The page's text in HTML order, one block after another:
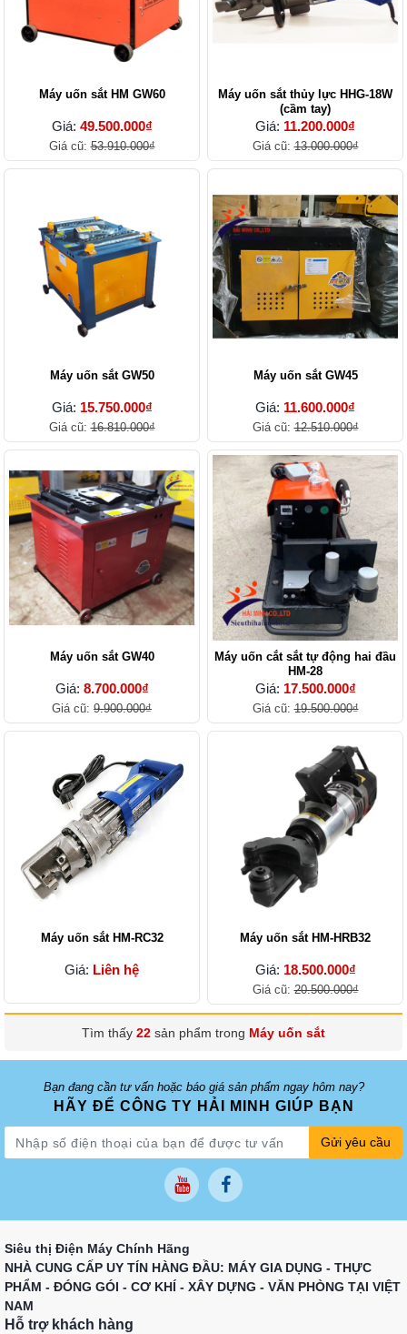
Máy uốn sắt HM GW60
Giá: 49.500.000₫
Giá cũ:53.910.000₫
Máy uốn sắt thủy lực HHG-18W
(cầm tay)
Giá: 11.200.000₫
Giá cũ:13.000.000₫
Máy uốn sắt GW50
Giá: 15.750.000₫
Giá cũ:16.810.000₫
Máy uốn sắt GW45
Giá: 11.600.000₫
Giá cũ:12.510.000₫
Máy uốn sắt GW40
Giá: 8.700.000₫
Giá cũ: 9.900.000₫
Máy uốn cắt sắt tự động hai đầu
HM-28
Giá: 17.500.000₫
Giá cũ:19.500.000₫
Máy uốn sắt HM-RC32
Giá: Liên hệ
Máy uốn sắt HM-HRB32
Giá: 18.500.000₫
Giá cũ:20.500.000₫
Tìm thấy 22 sản phẩm trong Máy uốn sắt
Bạn đang cần tư vấn hoặc báo giá sản phẩm ngay hôm nay?
HÃY ĐỂ CÔNG TY HẢI MINH GIÚP BẠN
Gửi yêu cầu
Siêu thị Điện Máy Chính Hãng
NHÀ CUNG CẤP UY TÍN HÀNG ĐẦU: MÁY GIA DỤNG - THỰC
PHẨM - ĐÓNG GÓI - CƠ KHÍ - XÂY DỰNG - VĂN PHÒNG TẠI VIỆT
NAM
Hỗ trợ khách hàng